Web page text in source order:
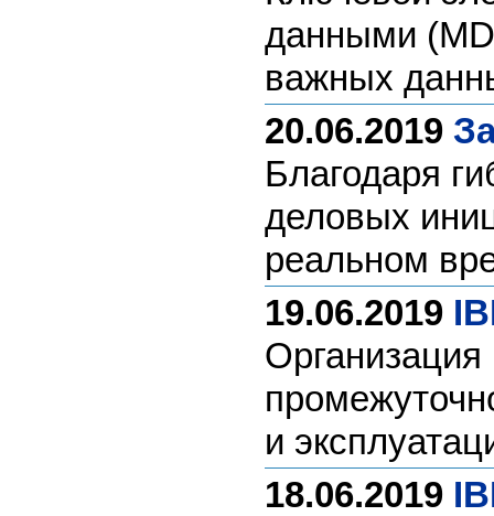
данными
важных
20.06.2019
Благодаря
деловых
реальном
19.06.2019
и
18.06.2019